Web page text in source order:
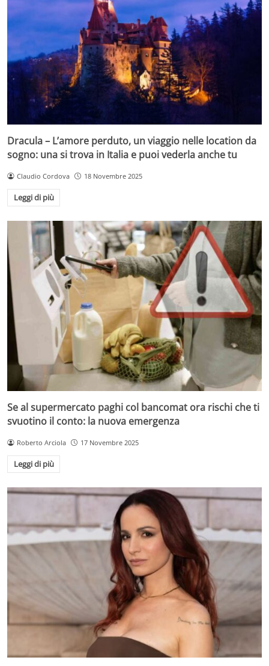
Dracula – L’amore perduto, un viaggio nelle location da
sogno: una si trova in Italia e puoi vederla anche tu
Claudio Cordova 18 Novembre 2025
Leggi di più
Se al supermercato paghi col bancomat ora rischi che ti
svuotino il conto: la nuova emergenza
Roberto Arciola 17 Novembre 2025
Leggi di più